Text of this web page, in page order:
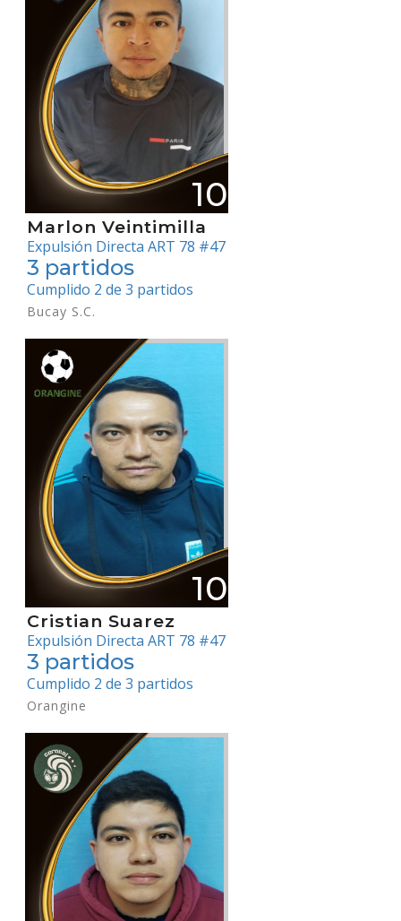
10
Marlon Veintimilla
Expulsión Directa ART 78 #47
3 partidos
Cumplido 2 de 3 partidos
Bucay S.C.
10
Cristian Suarez
Expulsión Directa ART 78 #47
3 partidos
Cumplido 2 de 3 partidos
Orangine